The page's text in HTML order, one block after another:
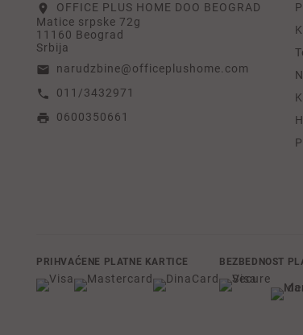
location_on
OFFICE PLUS HOME DOO BEOGRAD
Matice srpske 72g
11160 Beograd
Srbija
email narudzbine@officeplushome.com
call 011/3432971
print 0600350661
PRIHVAĆENE PLATNE KARTICE BEZBEDNOST